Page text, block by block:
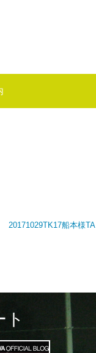
20171029TK17船本様TA